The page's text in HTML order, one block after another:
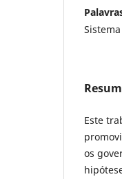
Este
os